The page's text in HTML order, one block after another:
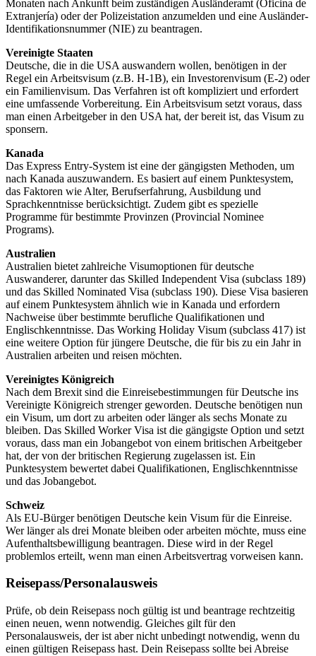
Monaten nach Ankunft beim zuständigen Ausländeramt (Oficina de
Extranjería) oder der Polizeistation anzumelden und eine Ausländer-
Identifikationsnummer (NIE) zu beantragen.
Vereinigte Staaten
Deutsche, die in die USA auswandern wollen, benötigen in der
Regel ein Arbeitsvisum (z.B. H-1B), ein Investorenvisum (E-2) oder
ein Familienvisum. Das Verfahren ist oft kompliziert und erfordert
eine umfassende Vorbereitung. Ein Arbeitsvisum setzt voraus, dass
man einen Arbeitgeber in den USA hat, der bereit ist, das Visum zu
sponsern.
Kanada
Das Express Entry-System ist eine der gängigsten Methoden, um
nach Kanada auszuwandern. Es basiert auf einem Punktesystem,
das Faktoren wie Alter, Berufserfahrung, Ausbildung und
Sprachkenntnisse berücksichtigt. Zudem gibt es spezielle
Programme für bestimmte Provinzen (Provincial Nominee
Programs).
Australien
Australien bietet zahlreiche Visumoptionen für deutsche
Auswanderer, darunter das Skilled Independent Visa (subclass 189)
und das Skilled Nominated Visa (subclass 190). Diese Visa basieren
auf einem Punktesystem ähnlich wie in Kanada und erfordern
Nachweise über bestimmte berufliche Qualifikationen und
Englischkenntnisse. Das Working Holiday Visum (subclass 417) ist
eine weitere Option für jüngere Deutsche, die für bis zu ein Jahr in
Australien arbeiten und reisen möchten.
Vereinigtes Königreich
Nach dem Brexit sind die Einreisebestimmungen für Deutsche ins
Vereinigte Königreich strenger geworden. Deutsche benötigen nun
ein Visum, um dort zu arbeiten oder länger als sechs Monate zu
bleiben. Das Skilled Worker Visa ist die gängigste Option und setzt
voraus, dass man ein Jobangebot von einem britischen Arbeitgeber
hat, der von der britischen Regierung zugelassen ist. Ein
Punktesystem bewertet dabei Qualifikationen, Englischkenntnisse
und das Jobangebot.
Schweiz
Als EU-Bürger benötigen Deutsche kein Visum für die Einreise.
Wer länger als drei Monate bleiben oder arbeiten möchte, muss eine
Aufenthaltsbewilligung beantragen. Diese wird in der Regel
problemlos erteilt, wenn man einen Arbeitsvertrag vorweisen kann.
Reisepass/Personalausweis
Prüfe, ob dein Reisepass noch gültig ist und beantrage rechtzeitig
einen neuen, wenn notwendig. Gleiches gilt für den
Personalausweis, der ist aber nicht unbedingt notwendig, wenn du
einen gültigen Reisepass hast. Dein Reisepass sollte bei Abreise